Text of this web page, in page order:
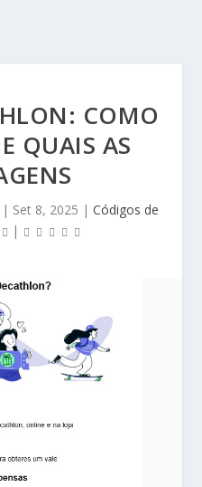
COMO
QUAIS AS
| Set 8, 2025 | Códigos de
|